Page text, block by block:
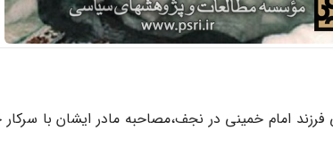
فرزند امام خمینی در نجف،مصاحبه مادر ایشان با